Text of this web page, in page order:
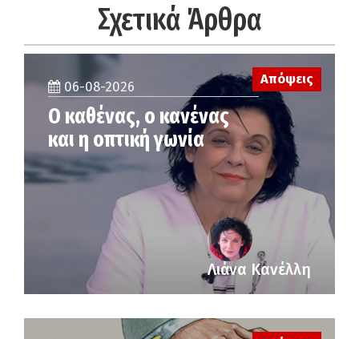
Σχετικά Άρθρα
Απόψεις
06-08-2026
Ο καθένας, ο κανένας
και η οπτική γωνία
Λιάνα Κανέλλη